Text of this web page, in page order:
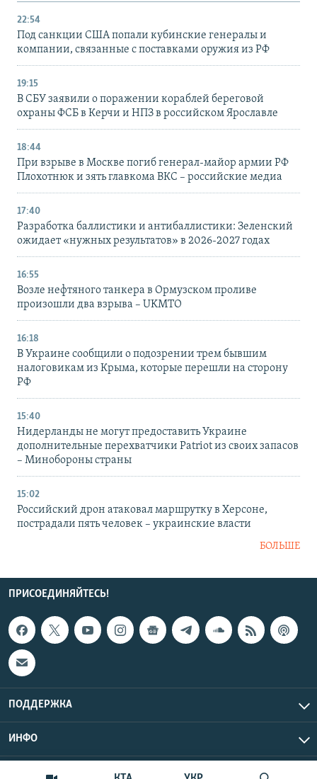
22:54
Под санкции США попали кубинские генералы и
компании, связанные с поставками оружия из РФ
19:15
В СБУ заявили о поражении кораблей береговой
охраны ФСБ в Керчи и НПЗ в российском Ярославле
18:44
При взрыве в Москве погиб генерал-майор армии РФ
Плохотнюк и зять главкома ВКС – российские медиа
17:40
Разработка баллистики и антибаллистики: Зеленский
ожидает «нужных результатов» в 2026-2027 годах
16:55
Возле нефтяного танкера в Ормузском проливе
произошли два взрыва – UKMTO
16:18
В Украине сообщили о подозрении трем бывшим
налоговикам из Крыма, которые перешли на сторону
РФ
15:40
Нидерланды не могут предоставить Украине
дополнительные перехватчики Patriot из своих запасов
– Минобороны страны
15:02
Российский дрон атаковал маршрутку в Херсоне,
пострадали пять человек – украинские власти
БОЛЬШЕ
ПРИСОЕДИНЯЙТЕСЬ!
ПОДДЕРЖКА
ИНФО
Copyright Крым.Реалии, 2026 | Все права защищены.
UTC+3